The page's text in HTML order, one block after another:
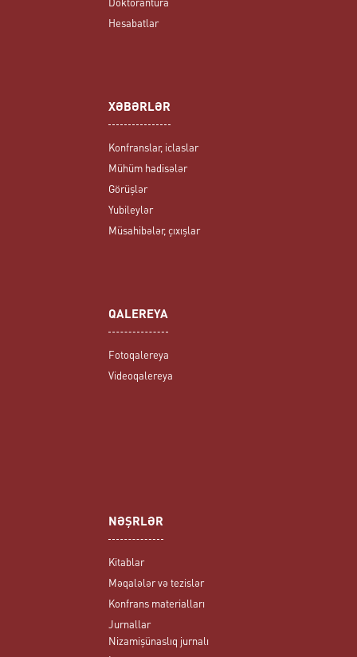
Hesabatlar
XƏBƏRLƏR
Konfranslar, iclaslar
Mühüm hadisələr
Görüşlər
Yubileylər
Müsahibələr, çıxışlar
QALEREYA
Fotoqalereya
Videoqalereya
NƏŞRLƏR
Kitablar
Məqalələr və tezislər
Konfrans materialları
Jurnallar
Nizamişünaslıq jurnalı